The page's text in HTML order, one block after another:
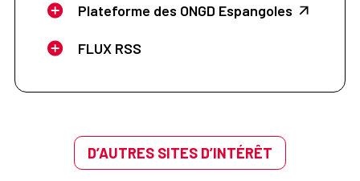
Plateforme des ONGD Espangoles
FLUX RSS
D’AUTRES SITES D’INTÉRÊT